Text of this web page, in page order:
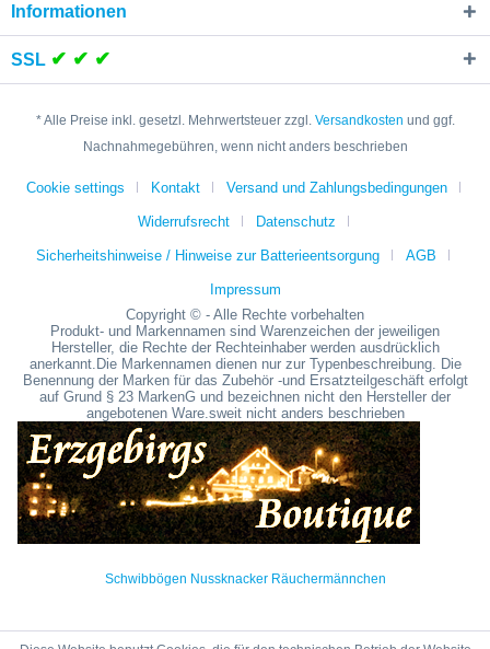
Informationen
SSL ✔ ✔ ✔
* Alle Preise inkl. gesetzl. Mehrwertsteuer zzgl. Versandkosten und ggf.
Nachnahmegebühren, wenn nicht anders beschrieben
Cookie settings Kontakt Versand und Zahlungsbedingungen
Widerrufsrecht Datenschutz
Sicherheitshinweise / Hinweise zur Batterieentsorgung AGB
Impressum
Copyright © - Alle Rechte vorbehalten
Produkt- und Markennamen sind Warenzeichen der jeweiligen
Hersteller, die Rechte der Rechteinhaber werden ausdrücklich
anerkannt.Die Markennamen dienen nur zur Typenbeschreibung. Die
Benennung der Marken für das Zubehör -und Ersatzteilgeschäft erfolgt
auf Grund § 23 MarkenG und bezeichnen nicht den Hersteller der
angebotenen Ware.sweit nicht anders beschrieben
Schwibbögen Nussknacker Räuchermännchen